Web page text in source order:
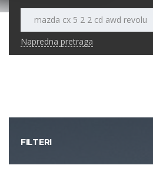
Napredna pretraga
FILTERI